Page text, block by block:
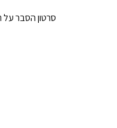
סרטון הסבר על